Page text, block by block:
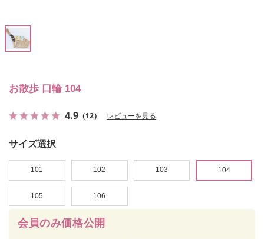
お散歩 口輪 104
4.9 （12） レビューを見る
会員のみ価格公開
サイズ選択
101 102 103 104
105 106